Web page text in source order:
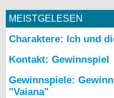
MEISTGELESEN
Charaktere: Ich und
Kontakt: Gewinnspiel
Gewinnspiele:
"Vaiana"